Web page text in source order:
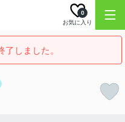
お気に入り
0
しました。